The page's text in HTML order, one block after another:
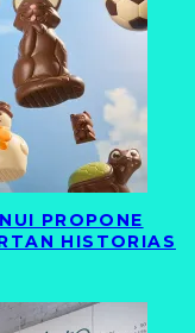
PROPONE
HISTORIAS